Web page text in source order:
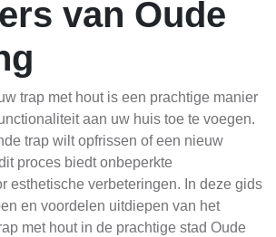
van Oude
trap met hout is een prachtige manier
aan uw huis toe te voegen.
trap wilt opfrissen of een nieuw
proces biedt onbeperkte
esthetische verbeteringen. In deze gids
en voordelen uitdiepen van het
met hout in de prachtige stad Oude